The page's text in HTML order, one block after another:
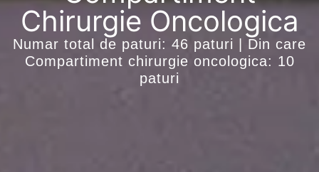
Chirurgie Oncologica
Numar total de paturi: 46 paturi | Din care
Compartiment chirurgie oncologica: 10
paturi